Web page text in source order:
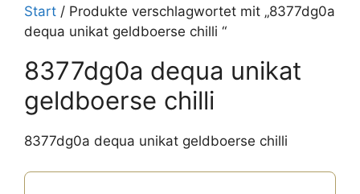
Start / Produkte verschlagwortet mit „8377dg0a
dequa unikat geldboerse chilli “
8377dg0a dequa unikat
geldboerse chilli
8377dg0a dequa unikat geldboerse chilli